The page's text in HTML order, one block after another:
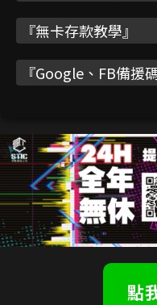
『無卡存款教學』
『Google、FB備援
點